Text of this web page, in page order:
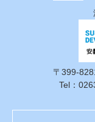
〒399-
Tel：